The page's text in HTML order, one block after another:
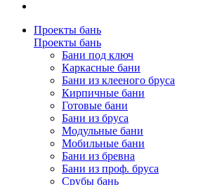
Проекты бань
Проекты бань
Бани под ключ
Каркасные бани
Бани из клееного бруса
Кирпичные бани
Готовые бани
Бани из бруса
Модульные бани
Мобильные бани
Бани из бревна
Бани из проф. бруса
Срубы бань